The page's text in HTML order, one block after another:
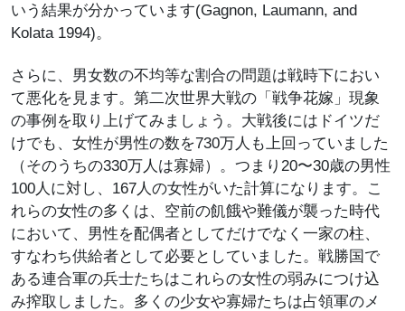
いう結果が分かっています(Gagnon, Laumann, and
Kolata 1994)。
さらに、男女数の不均等な割合の問題は戦時下におい
て悪化を見ます。第二次世界大戦の「戦争花嫁」現象
の事例を取り上げてみましょう。大戦後にはドイツだ
けでも、女性が男性の数を730万人も上回っていました
（そのうちの330万人は寡婦）。つまり20〜30歳の男性
100人に対し、167人の女性がいた計算になります。こ
れらの女性の多くは、空前の飢餓や難儀が襲った時代
において、男性を配偶者としてだけでなく一家の柱、
すなわち供給者として必要としていました。戦勝国で
ある連合軍の兵士たちはこれらの女性の弱みにつけ込
み搾取しました。多くの少女や寡婦たちは占領軍のメ